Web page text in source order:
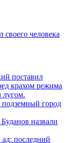
своего человека
поставил
крахом режима
лугом.
подземный город
назвали
последний